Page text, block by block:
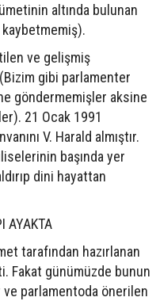
altında bulunan
kaybetmemiş).
ve gelişmiş
gibi parlamenter
göndermemişler aksine
21 Ocak 1991
V. Harald almıştır.
başında yer
dini hayattan
AYAKTA
tarafından hazırlanan
Fakat günümüzde bunun
ve parlamentoda önerilen